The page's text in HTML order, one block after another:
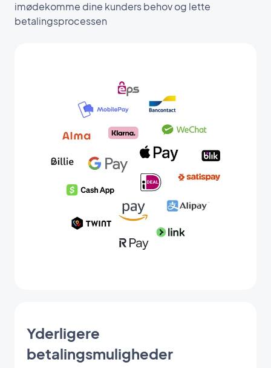
imødekomme dine kunders behov og lette
betalingsprocessen
Yderligere
betalingsmuligheder